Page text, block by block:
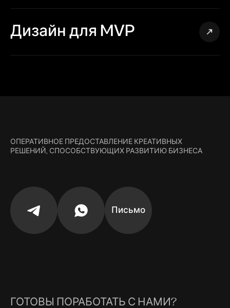
Дизайн для MVP
ОПЕРАТИВНОЕ ПРЕДОСТАВЛЕНИЕ КРЕАТИВНЫХ
РЕШЕНИЙ, СПОСОБСТВУЮЩИХ РАЗВИТИЮ БИЗНЕСА
Письмо
ГОТОВЫ ПОРАБОТАТЬ С НАМИ?